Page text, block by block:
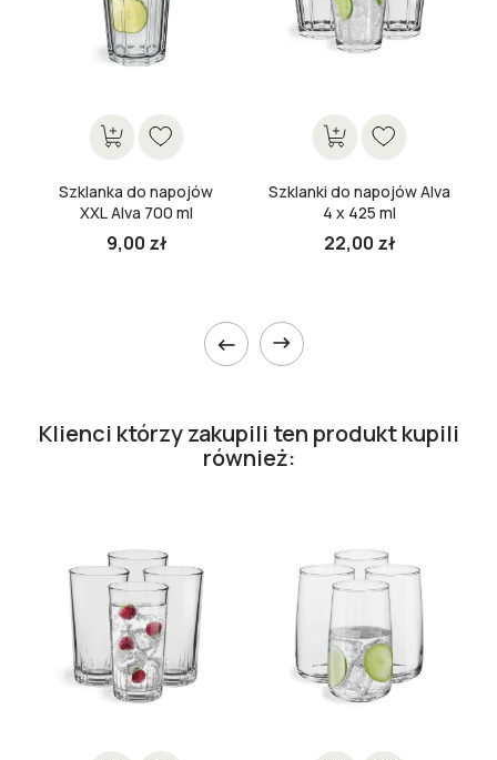
Szklanka do napojów
XXL Alva 700 ml
9,00 zł
Szklanki do napojów Alva
4 x 425 ml
22,00 zł
 
Klienci którzy zakupili ten produkt kupili
również: